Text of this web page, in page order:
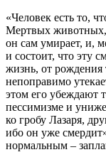
«Человек есть то,
Мертвых животных,
он сам умирает, и,
и состоит, что эту
жизнь, от рождения
непоправимо
этом его убеждают
пессимизме и
ко гробу Лазаря,
ибо он уже
нормальным –